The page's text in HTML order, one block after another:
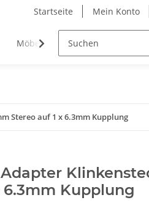
Startseite Mein Konto
Möbel-Ersatzteile
Stereo auf 1 x 6.3mm Kupplung
6.3mm Kupplung